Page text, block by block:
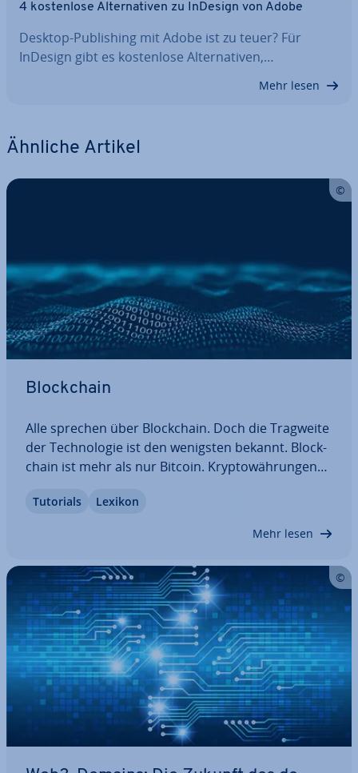
4 kos­ten­lo­se Al­ter­na­ti­ven zu InDesign von Adobe
Desktop-Pu­bli­shing mit Adobe ist zu teuer? Für
InDesign gibt es kos­ten­lo­se Al­ter­na­ti­ven,…
Mehr lesen
Ähnliche Artikel
Block­chain
Alle sprechen über Block­chain. Doch die Tragweite
der Tech­no­lo­gie ist den wenigsten bekannt. Block­
chain ist mehr als nur Bitcoin. Kryp­to­wäh­run­gen
chain-Tech­no­lo­gie. Diese kom­bi­niert das Peer-to-
Tutorials Lexikon
Mehr lesen